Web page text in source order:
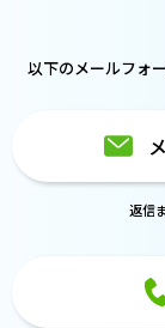
以下のメールフォ
返信